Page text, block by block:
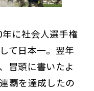
に社会人選手権
て日本一。翌年
冒頭に書いたよ
覇を達成したの